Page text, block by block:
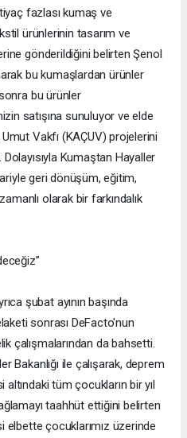
fazlası kumaş ve
ürünlerinin tasarım ve
gönderildiğini belirten Şenol
bu kumaşlardan ürünler
bu ürünler
satışına sunuluyor ve elde
Vakfı (KAÇUV) projelerini
Kumaştan Hayaller
geri dönüşüm, eğitim,
olarak bir farkındalık
şubat ayının başında
sonrası DeFacto'nun
çalışmalarından da bahsetti.
Bakanlığı ile çalışarak, deprem
altındaki tüm çocukların bir yıl
taahhüt ettiğini belirten
elbette çocuklarımız üzerinde